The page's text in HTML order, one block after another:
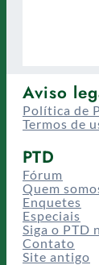
Aviso
Política de
Termos de
PTD
Fórum
Quem
Enquetes
Especiais
Siga o PTD
Contato
Site antigo